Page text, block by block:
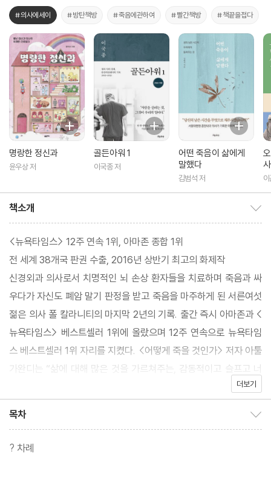
#의사에세이 #방탄책방 #죽음에관하여 #빨간책방 #책끝을접다
명랑한 정신과
윤우상 저
골든아워 1
이국종 저
어떤 죽음이 삶에게
말했다
김범석 저
책소개
<뉴욕타임스> 12주 연속 1위, 아마존 종합 1위
전 세계 38개국 판권 수출, 2016년 상반기 최고의 화제작
신경외과 의사로서 치명적인 뇌 손상 환자들을 치료하며 죽음과 싸
우다가 자신도 폐암 말기 판정을 받고 죽음을 마주하게 된 서른여섯
젊은 의사 폴 칼라니티의 마지막 2년의 기록. 출간 즉시 아마존과 <
뉴욕타임스> 베스트셀러 1위에 올랐으며 12주 연속으로 뉴욕타임
스 베스트셀러 1위 자리를 지켰다. <어떻게 죽을 것인가> 저자 아툴
가완디는 “삶에 대해 많은 것을 가르쳐주는, 감동적이고 슬프고 너
무 아름다운 책”이라고 평하며 그의 죽음을 안타까워했다. 죽어가는
찰, 숨이 다한 후에도 지속되는 사랑과 가치에 대한 감동적인 실화.
더보기
목차
? 차례